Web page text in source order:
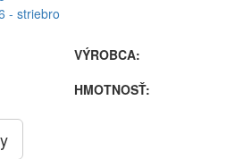
- striebro
VÝROBCA:
HMOTNOSŤ: